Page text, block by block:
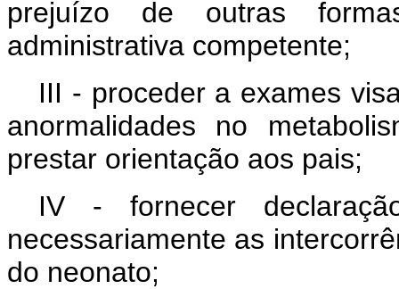
prejuízo de outras
administrativa competente;
III - proceder a exames
anormalidades no
prestar orientação aos pais;
IV - fornecer
necessariamente as
do neonato;